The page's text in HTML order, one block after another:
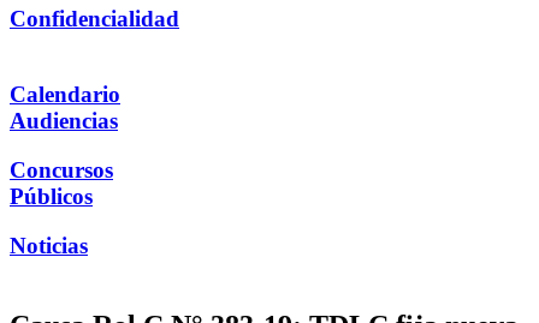
Confidencialidad
Calendario
Audiencias
Concursos
Públicos
Noticias